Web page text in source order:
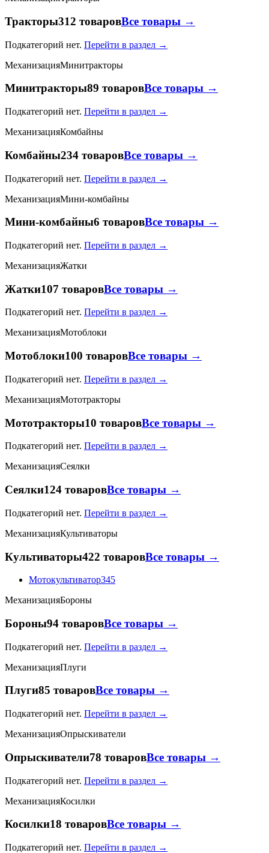
Тракторы312 товаровВсе товары →
Подкатегорий нет. Перейти в раздел →
МеханизацияМинитракторы
Минитракторы89 товаровВсе товары →
Подкатегорий нет. Перейти в раздел →
МеханизацияКомбайны
Комбайны234 товаровВсе товары →
Подкатегорий нет. Перейти в раздел →
МеханизацияМини-комбайны
Мини-комбайны6 товаровВсе товары →
Подкатегорий нет. Перейти в раздел →
МеханизацияЖатки
Жатки107 товаровВсе товары →
Подкатегорий нет. Перейти в раздел →
МеханизацияМотоблоки
Мотоблоки100 товаровВсе товары →
Подкатегорий нет. Перейти в раздел →
МеханизацияМототракторы
Мототракторы10 товаровВсе товары →
Подкатегорий нет. Перейти в раздел →
МеханизацияСеялки
Сеялки124 товаровВсе товары →
Подкатегорий нет. Перейти в раздел →
МеханизацияКультиваторы
Культиваторы422 товаровВсе товары →
Мотокультиватор345
МеханизацияБороны
Бороны94 товаровВсе товары →
Подкатегорий нет. Перейти в раздел →
МеханизацияПлуги
Плуги85 товаровВсе товары →
Подкатегорий нет. Перейти в раздел →
МеханизацияОпрыскиватели
Опрыскиватели78 товаровВсе товары →
Подкатегорий нет. Перейти в раздел →
МеханизацияКосилки
Косилки18 товаровВсе товары →
Подкатегорий нет. Перейти в раздел →